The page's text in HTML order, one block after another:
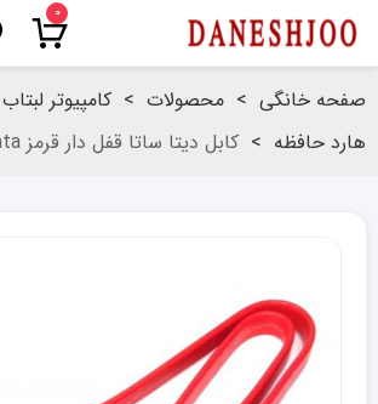
۰
صفحه خانگی > محصولات > کامپیوتر
هارد حافظه > کابل دیتا ساتا قفل دار قرمز data sata